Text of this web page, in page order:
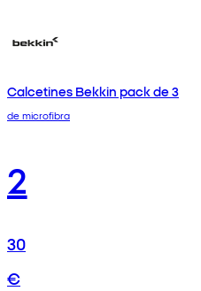
Calcetines Bekkin pack de 3
de microfibra
2
30
€